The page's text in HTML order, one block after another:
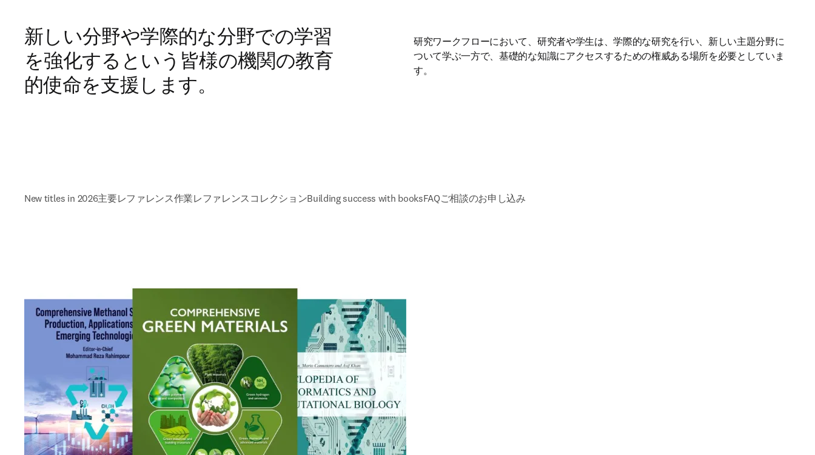
新しい分野や学際的な分野での学習
を強化するという皆様の機関の教育
的使命を支援します。
研究ワークフローにおいて、研究者や学生は、学際的な研究を行い、新しい主題分野に
ついて学ぶ一方で、基礎的な知識にアクセスするための権威ある場所を必要としていま
す。
New titles in 2026主要レファレンス作業レファレンスコレクションBuilding success with booksFAQご相談のお申し込み